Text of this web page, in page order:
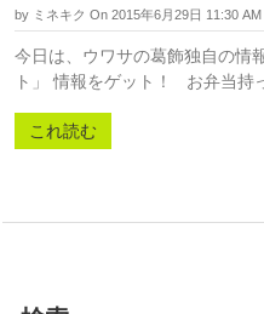
by ミネキク On 2015年6月29日 11:30 AM
今日は、ウワサの葛飾独自の情
ト」 情報をゲット！ お弁当
これ読む